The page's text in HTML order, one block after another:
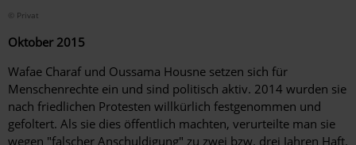
© Privat
Oktober 2015
Wafae Charaf und Oussama Housne setzen sich für
Menschenrechte ein und sind politisch aktiv. 2014 wurden sie
nach friedlichen Protesten willkürlich festgenommen und
gefoltert. Als sie dies öffentlich machten, verurteilte man sie
wegen "falscher Anschuldigung" zu zwei bzw. drei Jahren Haft.